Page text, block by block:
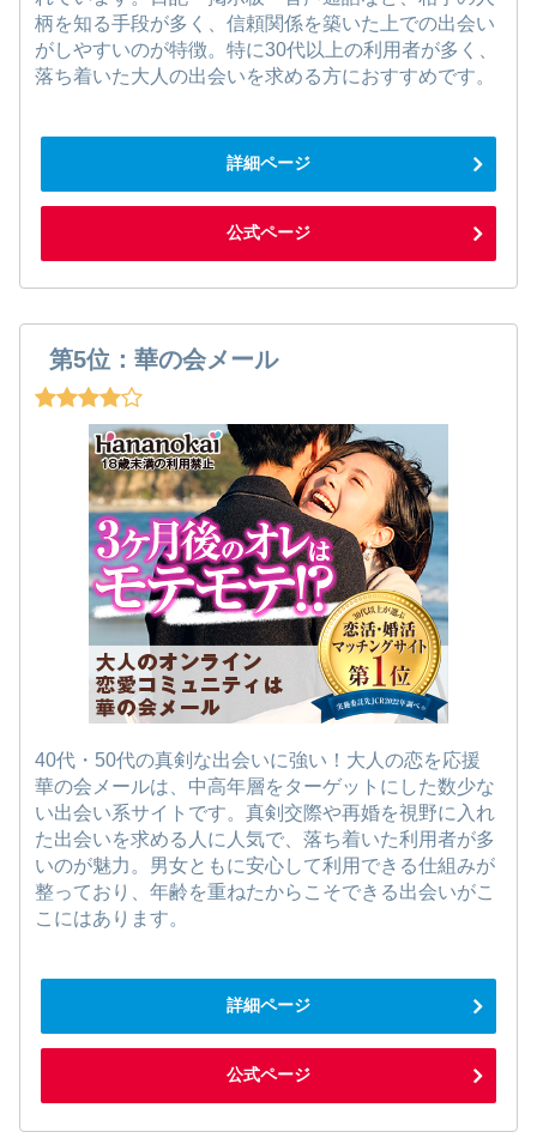
柄を知る手段が多く、信頼関係を築いた上での出会い
がしやすいのが特徴。特に30代以上の利用者が多く、
落ち着いた大人の出会いを求める方におすすめです。
詳細ページ
公式ページ
第5位：華の会メール
40代・50代の真剣な出会いに強い！大人の恋を応援
華の会メールは、中高年層をターゲットにした数少な
い出会い系サイトです。真剣交際や再婚を視野に入れ
た出会いを求める人に人気で、落ち着いた利用者が多
いのが魅力。男女ともに安心して利用できる仕組みが
整っており、年齢を重ねたからこそできる出会いがこ
こにはあります。
詳細ページ
公式ページ